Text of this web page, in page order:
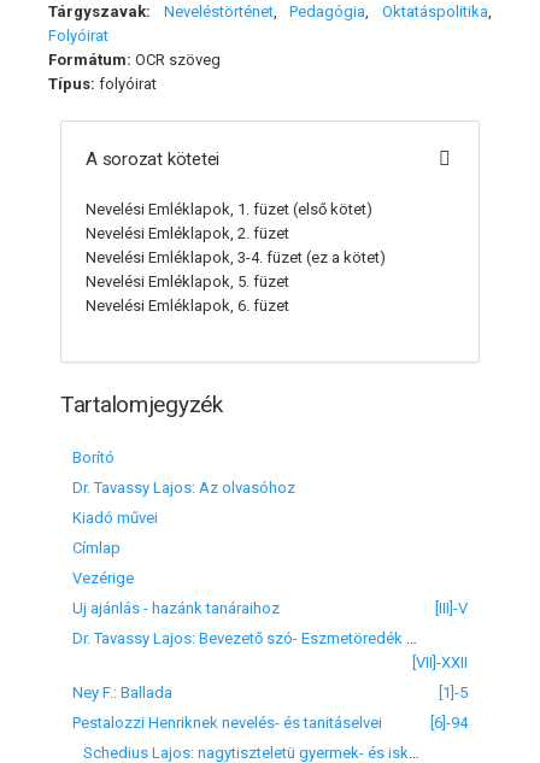
Tárgyszavak:
Neveléstörténet,Pedagógia ,Oktatáspolitika
Folyóirat
Formátum: OCR szöveg
Típus: folyóirat
A sorozat kötetei
Nevelési Emléklapok, 1. füzet (első kötet)
Nevelési Emléklapok, 2. füzet
Nevelési Emléklapok, 3-4. füzet (ez a kötet)
Nevelési Emléklapok, 5. füzet
Nevelési Emléklapok, 6. füzet
Tartalomjegyzék
Borító
Dr. Tavassy Lajos: Az olvasóhoz
Kiadó művei
Címlap
Vezérige
Uj ajánlás - hazánk tanáraihoz
[III]-V
[VII]-XXII
Ney F.: Ballada
[1]-5
Pestalozzi Henriknek nevelés- és tanitáselvei
[6]-94